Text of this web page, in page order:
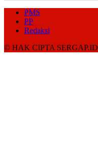
PMS
PP
Redaksi
© HAK CIPTA SERGAP.ID